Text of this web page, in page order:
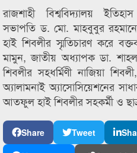
রাজশাহী বিশ্ববিদ্যালয়
সভাপতি ড. মো. মাহবুবুর
হাই শিবলীর স্মৃতিচারণ করে
মামুন, জাতীয় অধ্যাপক ডা.
শিবলীর সহধর্মিণী নাজিয়া
অ্যালামনাই অ্যাসোসিয়েশনের
আতফুল হাই শিবলীর সহকর্মী ও
Share Tweet